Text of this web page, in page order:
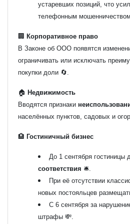
устаревших позиций, что
телефонным мошенничеством
🏢 Корпоративное право
В Законе об ООО появятся
ограничивать или исключать
покупки доли 🔄.
🏠 Недвижимость
Вводятся признаки
населённых пунктов, садовых и
🏨 Гостиничный бизнес
До 1 сентября гостиницы
соответствия 🛎️.
При её отсутствии
новых постояльцев
С 6 сентября за
штрафы 💸.